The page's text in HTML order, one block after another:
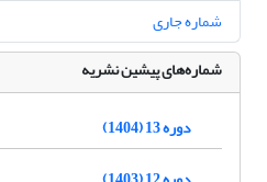
شماره جاری
شماره‌های پیشین نشریه
دوره 13 (1404)